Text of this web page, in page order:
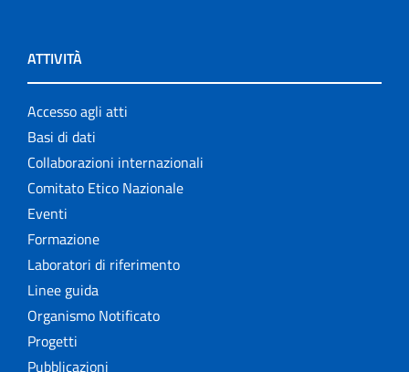
ATTIVITÀ
Accesso agli atti
Basi di dati
Collaborazioni internazionali
Comitato Etico Nazionale
Eventi
Formazione
Laboratori di riferimento
Linee guida
Organismo Notificato
Progetti
Pubblicazioni